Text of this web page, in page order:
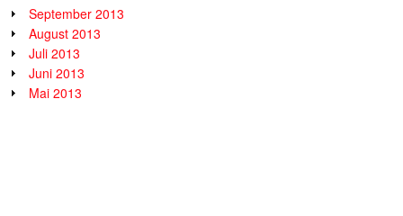
September 2013
August 2013
Juli 2013
Juni 2013
Mai 2013